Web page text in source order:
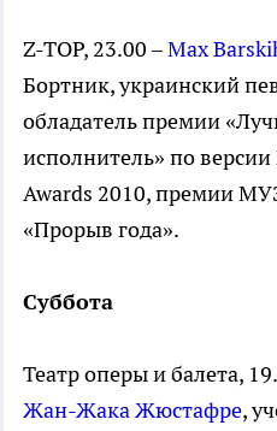
Z-TOP, 23.00 –Max
Бортник, украинский
обладатель премии
исполнитель» по
Awards 2010, премии
«Прорыв года».
Суббота
Театр оперы и балета,
Жан-Жака Жюстафре,